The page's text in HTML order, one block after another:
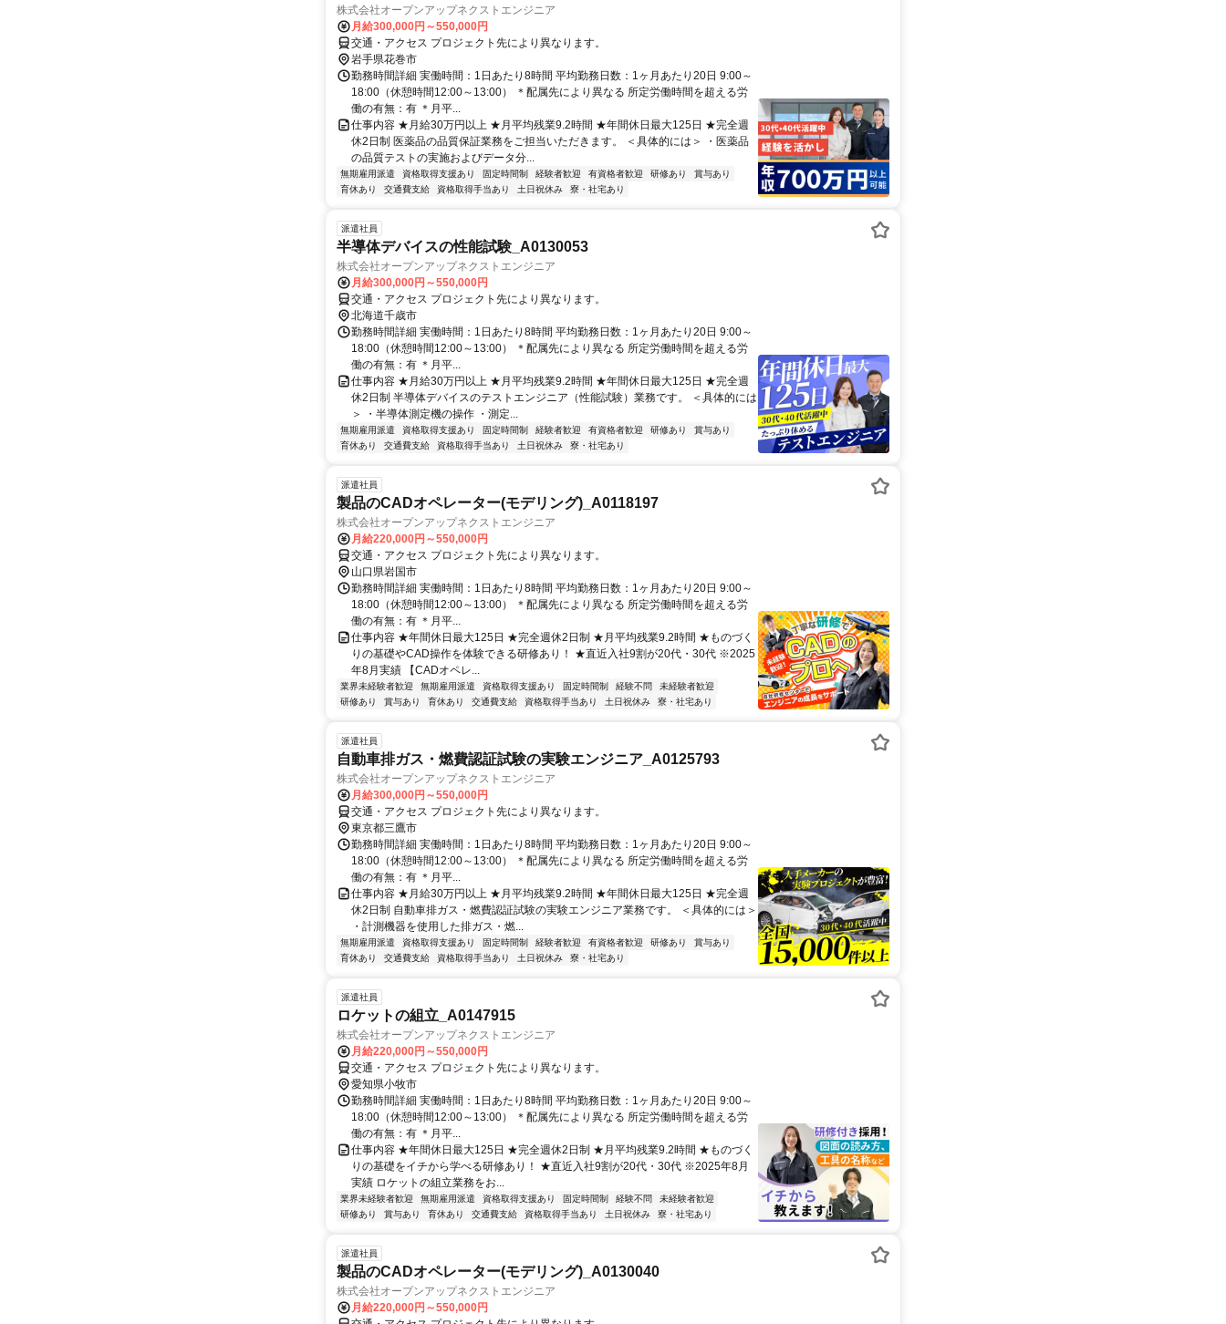
株式会社オープンアップネクストエンジニア
月給300,000円～550,000円
交通・アクセス プロジェクト先により異なります。
岩手県花巻市
勤務時間詳細 実働時間：1日あたり8時間 平均勤務日数：1ヶ月あたり20日 9:00～
18:00（休憩時間12:00～13:00） ＊配属先により異なる 所定労働時間を超える労
働の有無：有 ＊月平...
仕事内容 ★月給30万円以上 ★月平均残業9.2時間 ★年間休日最大125日 ★完全週
休2日制 医薬品の品質保証業務をご担当いただきます。 ＜具体的には＞ ・医薬品
の品質テストの実施およびデータ分...
無期雇用派遣 資格取得支援あり 固定時間制 経験者歓迎 有資格者歓迎 研修あり
賞与あり
育休あり
交通費支給 資格取得手当あり 土日祝休み 寮・社宅あり
派遣社員
半導体デバイスの性能試験_A0130053
株式会社オープンアップネクストエンジニア
月給300,000円～550,000円
交通・アクセス プロジェクト先により異なります。
北海道千歳市
勤務時間詳細 実働時間：1日あたり8時間 平均勤務日数：1ヶ月あたり20日 9:00～
18:00（休憩時間12:00～13:00） ＊配属先により異なる 所定労働時間を超える労
働の有無：有 ＊月平...
仕事内容 ★月給30万円以上 ★月平均残業9.2時間 ★年間休日最大125日 ★完全週
休2日制 半導体デバイスのテストエンジニア（性能試験）業務です。 ＜具体的には
＞ ・半導体測定機の操作 ・測定...
無期雇用派遣 資格取得支援あり 固定時間制 経験者歓迎 有資格者歓迎 研修あり
賞与あり
育休あり
交通費支給 資格取得手当あり 土日祝休み 寮・社宅あり
派遣社員
製品のCADオペレーター(モデリング)_A0118197
株式会社オープンアップネクストエンジニア
月給220,000円～550,000円
交通・アクセス プロジェクト先により異なります。
山口県岩国市
勤務時間詳細 実働時間：1日あたり8時間 平均勤務日数：1ヶ月あたり20日 9:00～
18:00（休憩時間12:00～13:00） ＊配属先により異なる 所定労働時間を超える労
働の有無：有 ＊月平...
仕事内容 ★年間休日最大125日 ★完全週休2日制 ★月平均残業9.2時間 ★ものづく
りの基礎やCAD操作を体験できる研修あり！ ★直近入社9割が20代・30代 ※2025
年8月実績 【CADオペレ...
業界未経験者歓迎 無期雇用派遣 資格取得支援あり 固定時間制 経験不問
未経験者歓迎
研修あり
賞与あり 育休あり 交通費支給 資格取得手当あり 土日祝休み 寮・社宅あり
派遣社員
自動車排ガス・燃費認証試験の実験エンジニア_A0125793
株式会社オープンアップネクストエンジニア
月給300,000円～550,000円
交通・アクセス プロジェクト先により異なります。
東京都三鷹市
勤務時間詳細 実働時間：1日あたり8時間 平均勤務日数：1ヶ月あたり20日 9:00～
18:00（休憩時間12:00～13:00） ＊配属先により異なる 所定労働時間を超える労
働の有無：有 ＊月平...
仕事内容 ★月給30万円以上 ★月平均残業9.2時間 ★年間休日最大125日 ★完全週
休2日制 自動車排ガス・燃費認証試験の実験エンジニア業務です。 ＜具体的には＞
・計測機器を使用した排ガス・燃...
無期雇用派遣 資格取得支援あり 固定時間制 経験者歓迎 有資格者歓迎 研修あり
賞与あり
育休あり
交通費支給 資格取得手当あり 土日祝休み 寮・社宅あり
派遣社員
ロケットの組立_A0147915
株式会社オープンアップネクストエンジニア
月給220,000円～550,000円
交通・アクセス プロジェクト先により異なります。
愛知県小牧市
勤務時間詳細 実働時間：1日あたり8時間 平均勤務日数：1ヶ月あたり20日 9:00～
18:00（休憩時間12:00～13:00） ＊配属先により異なる 所定労働時間を超える労
働の有無：有 ＊月平...
仕事内容 ★年間休日最大125日 ★完全週休2日制 ★月平均残業9.2時間 ★ものづく
りの基礎をイチから学べる研修あり！ ★直近入社9割が20代・30代 ※2025年8月
実績 ロケットの組立業務をお...
業界未経験者歓迎 無期雇用派遣 資格取得支援あり 固定時間制 経験不問
未経験者歓迎
研修あり
賞与あり 育休あり 交通費支給 資格取得手当あり 土日祝休み 寮・社宅あり
派遣社員
製品のCADオペレーター(モデリング)_A0130040
株式会社オープンアップネクストエンジニア
月給220,000円～550,000円